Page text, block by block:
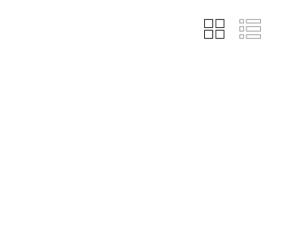
Anzeigen
als
Liste Liste